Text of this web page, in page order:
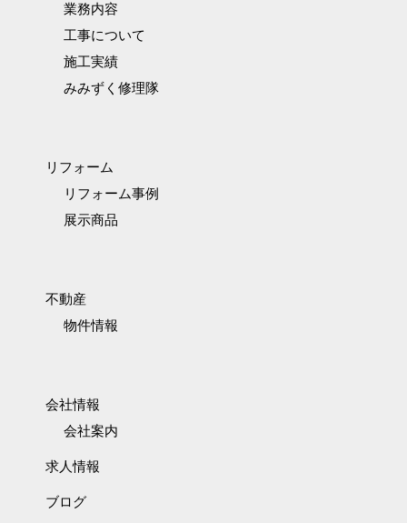
業務内容
工事について
施工実績
みみずく修理隊
リフォーム
リフォーム事例
展示商品
不動産
物件情報
会社情報
会社案内
求人情報
ブログ